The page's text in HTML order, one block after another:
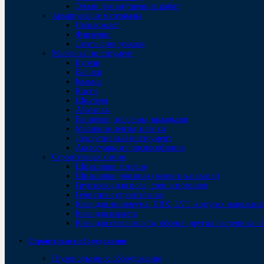
Эмали для внутренних работ
Армирующие материалы
Стеклохолст
Флизелин
Лента армирующая
Малярный инструмент
Бугели
Валики
Кельмы
Кисти
Шпатели
Абразивы
Ванночки, поддоны, вкладыши
Малярные ленты, пленки
Декоративный инструмент
Аксессуары и приспособления
Строительная химия
Шпаклевки готовые
Шпаклевки для пола (ремонтные смеси)
Грунтовки для пола, стен и потолков
Герметики строительные
Клеи для линолеума, ПВХ, LVT и других
Клеи для паркета
Клеи для стеклохолста, обоев и других настенных
Строительное оборудование
Грузоподъемное оборудование